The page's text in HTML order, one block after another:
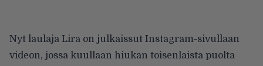
Nyt laulaja Lira on julkaissut Instagram-sivullaan
videon, jossa kuullaan hiukan toisenlaista puolta